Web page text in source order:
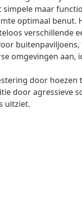
simpele maar
optimaal benut.
verschillende
omgevingen
door
door agressieve
uitziet.